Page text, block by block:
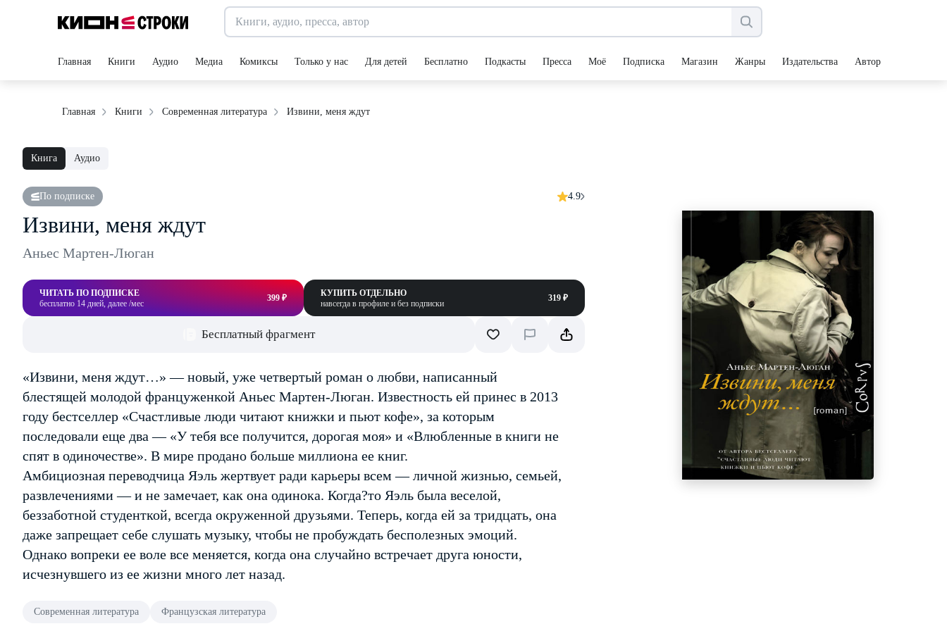
Главная Книги Аудио Медиа Комиксы Только у нас Для детей Бесплатно Подкасты Пресса Моё Подписка Магазин Жанры Издательства Авторы
Главная Книги Современная литература Извини, меня ждут
Книга Аудио
По подписке 4.9
Извини, меня ждут
Аньес Мартен-Люган
ЧИТАТЬ ПО ПОДПИСКЕ
бесплатно 14 дней, далее /мес
399 ₽
КУПИТЬ ОТДЕЛЬНО
навсегда в профиле и без подписки
319 ₽
Бесплатный фрагмент
«Извини, меня ждут…» — новый, уже четвертый роман о любви, написанный
блестящей молодой француженкой Аньес Мартен-Люган. Известность ей принес в 2013
году бестселлер «Счастливые люди читают книжки и пьют кофе», за которым
последовали еще два — «У тебя все получится, дорогая моя» и «Влюбленные в книги не
спят в одиночестве». В мире продано больше миллиона ее книг.
Амбициозная переводчица Яэль жертвует ради карьеры всем — личной жизнью, семьей,
развлечениями — и не замечает, как она одинока. Когда?то Яэль была веселой,
беззаботной студенткой, всегда окруженной друзьями. Теперь, когда ей за тридцать, она
даже запрещает себе слушать музыку, чтобы не пробуждать бесполезных эмоций.
Однако вопреки ее воле все меняется, когда она случайно встречает друга юности,
исчезнувшего из ее жизни много лет назад.
Современная литература Французская литература